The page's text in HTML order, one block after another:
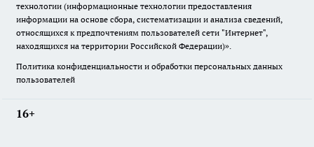
технологии (информационные технологии предоставления
информации на основе сбора, систематизации и анализа сведений,
относящихся к предпочтениям пользователей сети "Интернет",
находящихся на территории Российской Федерации)».
Политика конфиденциальности и обработки персональных данных
пользователей
16+